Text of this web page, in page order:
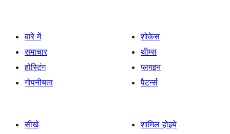
बारे में
समाचार
होस्टिंग
गोपनीयता
शोकेस
थीम्स
प्लगइन
पैटर्न्स
सीखे
शामिल होइये